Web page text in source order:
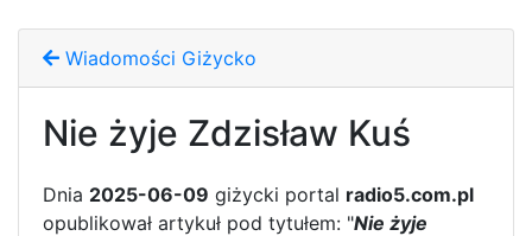
Wiadomości Giżycko
Nie żyje Zdzisław Kuś
Dnia 2025-06-09 giżycki portal radio5.com.pl
opublikował artykuł pod tytułem: "Nie żyje